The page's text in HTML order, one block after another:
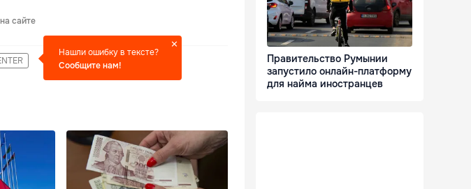
сайте
Нашли ошибку в тексте?
Сообщите нам!
Правительство Румынии
запустило онлайн-платформу
для найма иностранцев